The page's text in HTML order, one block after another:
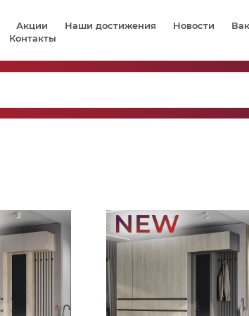
Акции Наши достижения Новости
Контакты